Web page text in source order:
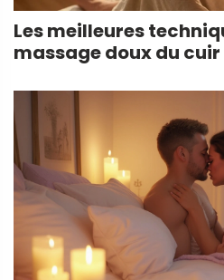
Les meilleures
massage doux du